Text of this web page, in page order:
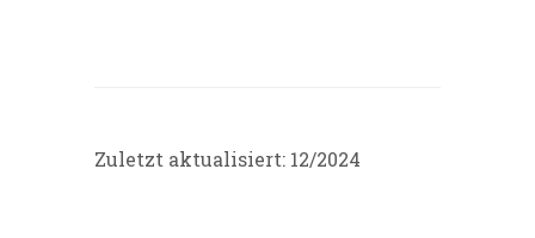
Zuletzt aktualisiert: 12/2024